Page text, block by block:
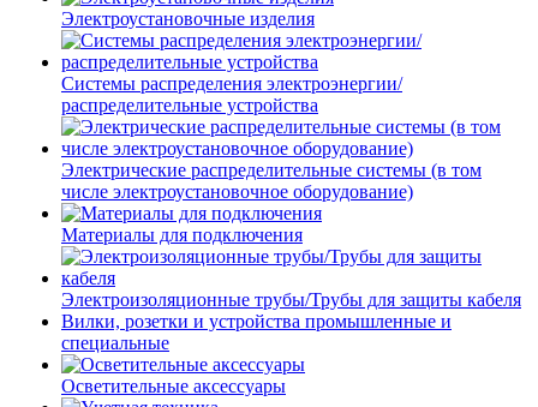
Электроустановочные изделия
Системы распределения электроэнергии/
распределительные устройства
Электрические распределительные системы (в том
числе электроустановочное оборудование)
Материалы для подключения
Электроизоляционные трубы/Трубы для защиты кабеля
Вилки, розетки и устройства промышленные и
специальные
Осветительные аксессуары